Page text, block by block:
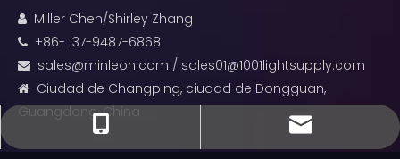
 Miller Chen/Shirley Zhang
 +86- 137-9487-6868
 sales@minleon.com / sales01@1001lightsupply.com

Ciudad de Changping, ciudad de Dongguan,
Guangdong, China